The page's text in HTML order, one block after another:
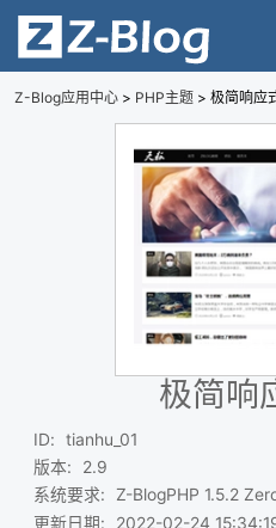
Z-Blog应用中心 > PHP主题 > 极简响应
极简响
ID:
tianhu_01
版本:
2.9
系统要求:
Z-BlogPHP 1.5.2
更新日期: 2022-02-24